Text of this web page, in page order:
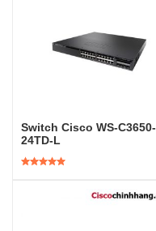
Switch Cisco WS-C3650-
24TD-L